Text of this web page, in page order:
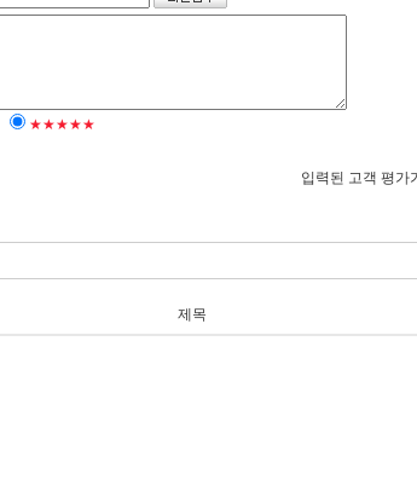
★★★★★
입력된 고객 평가
제목